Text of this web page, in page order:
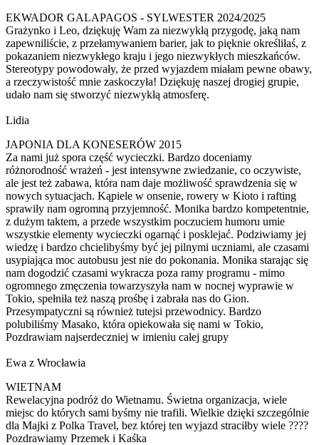
EKWADOR GALAPAGOS - SYLWESTER 2024/2025
Grażynko i Leo, dziękuję Wam za niezwykłą przygodę, jaką nam
zapewniliście, z przełamywaniem barier, jak to pięknie określiłaś, z
pokazaniem niezwykłego kraju i jego niezwykłych mieszkańców.
Stereotypy powodowały, że przed wyjazdem miałam pewne obawy,
a rzeczywistość mnie zaskoczyła! Dziękuję naszej drogiej grupie,
udało nam się stworzyć niezwykłą atmosferę.
Lidia
JAPONIA DLA KONESERÓW 2015
Za nami już spora część wycieczki. Bardzo doceniamy
różnorodność wrażeń - jest intensywne zwiedzanie, co oczywiste,
ale jest też zabawa, która nam daje możliwość sprawdzenia się w
nowych sytuacjach. Kąpiele w onsenie, rowery w Kioto i rafting
sprawiły nam ogromną przyjemność. Monika bardzo kompetentnie,
z dużym taktem, a przede wszystkim poczuciem humoru umie
wszystkie elementy wycieczki ogarnąć i posklejać. Podziwiamy jej
wiedzę i bardzo chcielibyśmy być jej pilnymi uczniami, ale czasami
usypiająca moc autobusu jest nie do pokonania. Monika starając się
nam dogodzić czasami wykracza poza ramy programu - mimo
ogromnego zmęczenia towarzyszyła nam w nocnej wyprawie w
Tokio, spełniła też naszą prośbę i zabrała nas do Gion.
Przesympatyczni są również tutejsi przewodnicy. Bardzo
polubiliśmy Masako, która opiekowała się nami w Tokio,
Pozdrawiam najserdeczniej w imieniu całej grupy
Ewa z Wrocławia
WIETNAM
Rewelacyjna podróż do Wietnamu. Świetna organizacja, wiele
miejsc do których sami byśmy nie trafili. Wielkie dzięki szczególnie
dla Majki z Polka Travel, bez której ten wyjazd straciłby wiele ????
Pozdrawiamy Przemek i Kaśka